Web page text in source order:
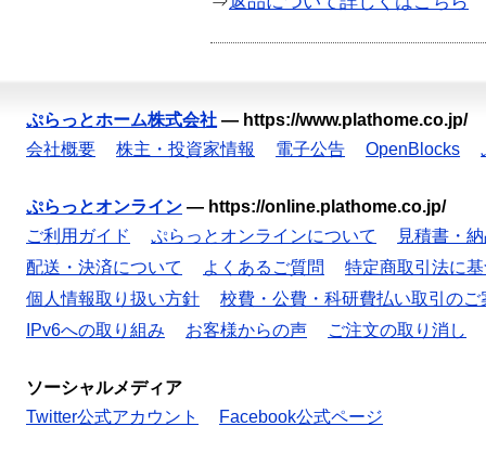
ぷらっとホーム株式会社 — https://www.plathome.co.jp/
会社概要
株主・投資家情報 電子公告 OpenBlocks
ぷらっとオンライン — https://online.plathome.co.jp/
ご利用ガイド
ぷらっとオンラインについて
見積書・
配送・決済について
よくあるご質問
特定商取引法に
個人情報取り扱い方針
校費・公費・科研費払い取引のご
IPv6への取り組み
お客様からの声 ご注文の取り消し
ソーシャルメディア
Twitter公式アカウント
Facebook公式ページ